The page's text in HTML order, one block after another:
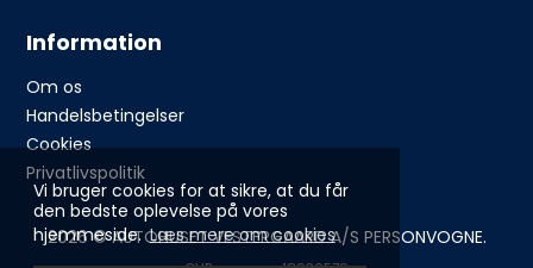
Vi bruger cookies for at sikre, at du får
den bedste oplevelse på vores
hjemmeside.Læs mere om cookies
Information
Om os
Handelsbetingelser
Cookies
Privatlivspolitik
2026 © AUTOHUSET VESTERGAARD A/S PERSONVOGNE.